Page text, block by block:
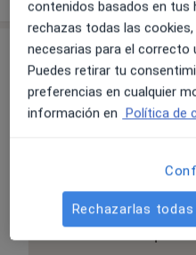
Opiniones sobre los
1 opinión
Todas las
por este
pueden pagar
eliminar
contenidos basados en tus
rechazas todas las
necesarias para el correcto
Puedes retirar tu
preferencias en cualquier
información en Política de
Rechazarlas todas